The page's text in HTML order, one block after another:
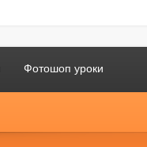
Фотошоп уроки